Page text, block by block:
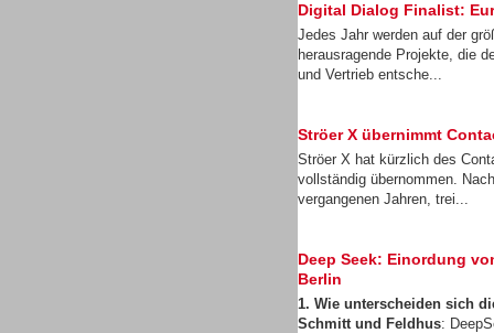
Digital Dialog Finalist:
Jedes Jahr werden auf der
herausragende Projekte, die
und Vertrieb entsche...
Ströer X übernimmt
Ströer X hat kürzlich des
vollständig übernommen.
vergangenen Jahren, trei...
Deep Seek: Einordung
Berlin
1. Wie unterscheiden sich
Schmitt und Feldhus: